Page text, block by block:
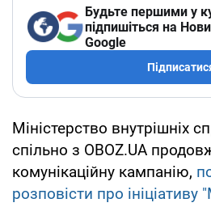
Будьте першими у
підпишіться на
Google
Міністерство внутрішніх
спільно з OBOZ.UA
комунікаційну кампанію,
розповісти про